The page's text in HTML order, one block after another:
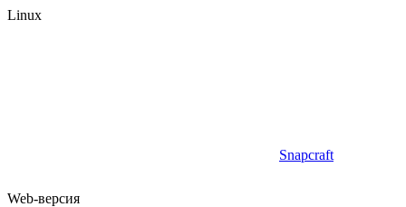
Linux
Snapcraft
Web-версия